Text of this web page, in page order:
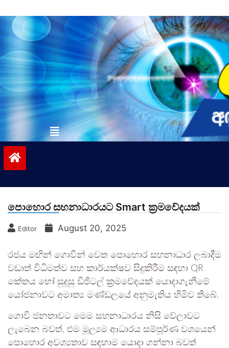
to
contentvinivida.lk
පොහොර සහනාධාරයට Smart ක්‍රමවේදයක්
Editor August 20, 2025
රජය මඟින් ගොවීන් වෙත පොහොර සහනාධාර ලබාදීම
වඩාත් විධිමත්ව සහ කාර්යක්ෂව සිදුකිරීම සඳහා QR
කේතය හෝ සුදුසු ඩිජිටල් ක්‍රමවේදයක් යොදාගැනීමේ
යෝජනාවට අමාත්‍ය මණ්ඩලයේ අනුමැතිය හිමිව තිබේ.
ගොවි ජනතාවට මෙම සහනාධාරය නිසි වේලාවට
ලැබෙන බවත්, එම මූල්‍යම ආධාරය සම්පූර්ණ වශයෙන්
පොහොර අවශ්‍යතාව සඳහාම යොදා ගන්නා බවත්